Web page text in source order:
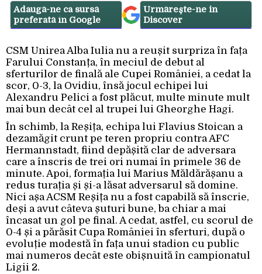
Adaugă-ne ca sursă
preferată în Google
Urmărește-ne in
Discover
CSM Unirea Alba Iulia nu a reușit surpriza în fața
Farului Constanța, în meciul de debut al
sferturilor de finală ale Cupei României, a cedat la
scor, 0-3, la Ovidiu, însă jocul echipei lui
Alexandru Pelici a fost plăcut, multe minute mult
mai bun decât cel al trupei lui Gheorghe Hagi.
În schimb, la Reșița, echipa lui Flavius Stoican a
dezamăgit crunt pe teren propriu contra AFC
Hermannstadt, fiind depășită clar de adversara
care a înscris de trei ori numai în primele 36 de
minute. Apoi, formația lui Marius Măldărășanu a
redus turația și și-a lăsat adversarul să domine.
Nici așa ACSM Reșița nu a fost capabilă să înscrie,
deși a avut câteva șuturi bune, ba chiar a mai
încasat un gol pe final. A cedat, astfel, cu scorul de
0-4 și a părăsit Cupa României în sferturi, după o
evoluție modestă în fața unui stadion cu public
mai numeros decât este obișnuită în campionatul
Ligii 2.